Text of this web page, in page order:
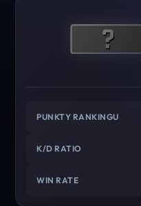
PUNKTY RANKINGU
K/D RATIO
WIN RATE